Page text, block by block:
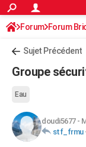
ACTUALITÉS
Politique
Société
Faits Divers
Education
Monde
Villes
+
AUTO
Essais
Réserver un essai
Citadines
Berlines
SUV
Forum auto
+HIGH-TECH
Forum Forum
Sujet Précédent
Groupe
Eau
doudi5677-
stf_frmu